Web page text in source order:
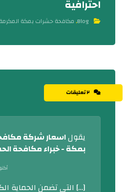
احترافية
Blog
, مكافحة حشرات بمكة المكرمة
٢ تعليقات
يقولاسعار شركة
بمكة - خبراء مكافحة
أكتوبر ٤, ٢٠٢٥
[…] التي تضمن الحماية